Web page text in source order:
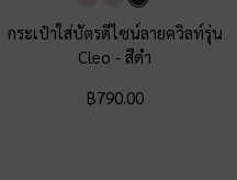
กระเป๋าใส่บัตรดีไซน์ลายควิลท์รุ่น
Cleo-สีดำ
฿790.00